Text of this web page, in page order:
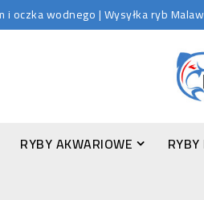
oczka wodnego | Wysyłka ryb
RYBY AKWARIOWE